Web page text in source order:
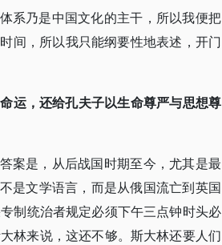
系乃是中国文化的主干，所以我便把
间，所以我只能纲要性地表述，开门
运，还给孔夫子以生命尊严与思想尊
案是，从后战国时期至今，尤其是最
是文学语言，而是从俄国流亡到英国
制统治者规定必须下午三点钟时头必
林来说，这还不够。斯大林还要人们